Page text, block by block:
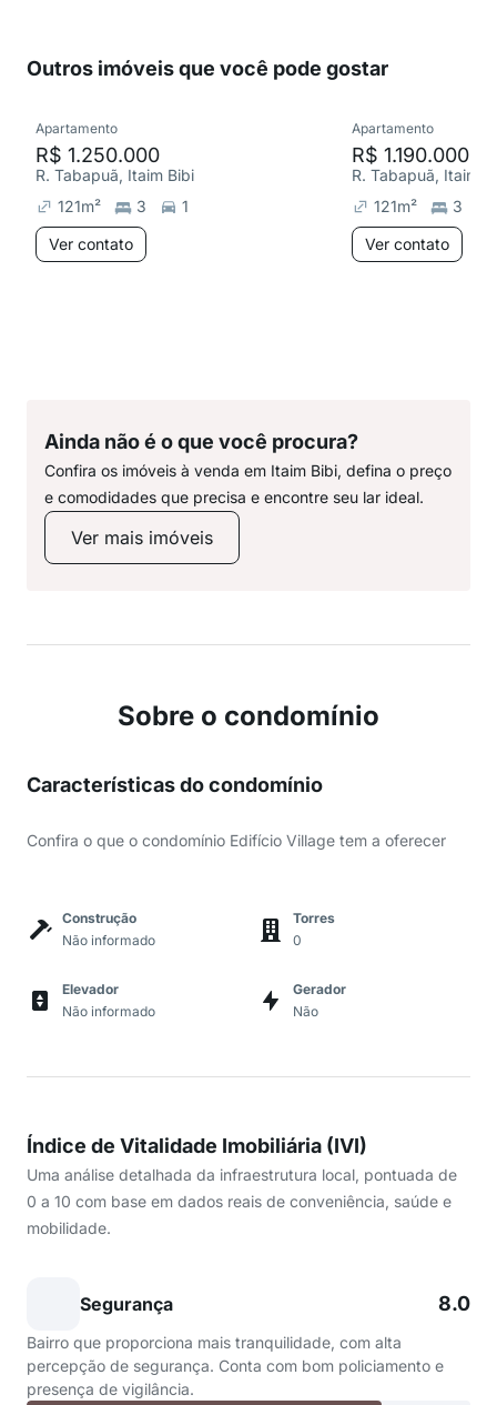
Outros imóveis que você pode gostar
Apartamento
R$ 1.250.000
R. Tabapuã, Itaim Bibi
121m² 3
1
Ver contato
Apartamento
R$ 1.190.000
R. Tabapuã, Itaim
121m²
3
Ver contato
Ainda não é o que você procura?
Confira os imóveis à venda em Itaim Bibi, defina o preço
e comodidades que precisa e encontre seu lar ideal.
Ver mais imóveis
Sobre o condomínio
Características do condomínio
Confira o que o condomínio Edifício Village tem a oferecer
Construção
Não informado
Torres
0
Elevador
Não informado
Gerador
Não
Índice de Vitalidade Imobiliária (IVI)
Uma análise detalhada da infraestrutura local, pontuada de
0 a 10 com base em dados reais de conveniência, saúde e
mobilidade.
Segurança 8.0
Bairro que proporciona mais tranquilidade, com alta
percepção de segurança. Conta com bom policiamento e
presença de vigilância.